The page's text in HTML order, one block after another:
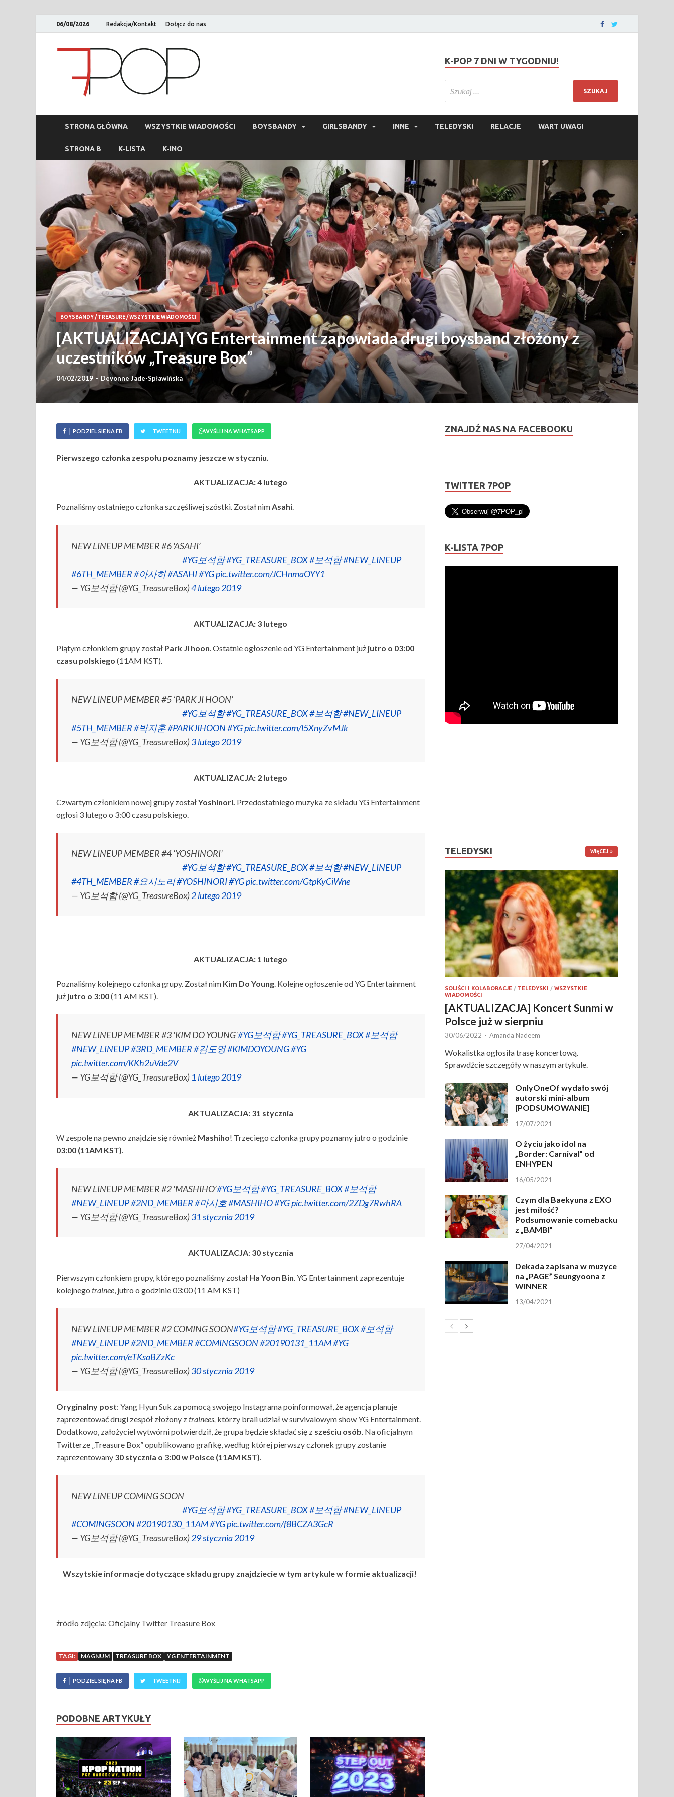
06/08/2026 Redakcja/Kontakt Dołącz do nas
K-POP 7 DNI W TYGODNIU!
STRONA GŁÓWNA WSZYSTKIE WIADOMOŚCI BOYSBANDY GIRLSBANDY INNE TELEDYSKI RELACJE WART UWAGI
STRONA B K-LISTA K-INO
BOYSBANDY/ TREASURE/WSZYSTKIE WIADOMOŚCI
[AKTUALIZACJA] YG Entertainment zapowiada drugi boysband złożony z
uczestników „Treasure Box”
04/02/2019 - Devonne Jade-Spławińska
PODZIEL SIĘ NA FB TWEETNIJ WYŚLIJ NA WHATSAPP
Pierwszego członka zespołu poznamy jeszcze w styczniu.
AKTUALIZACJA: 4 lutego
Poznaliśmy ostatniego członka szczęśliwej szóstki. Został nimAsahi.
NEW LINEUP MEMBER #6 ‘ASAHI’
#YG보석함#YG_TREASURE_BOX#보석함#NEW_LINEUP
#6TH_MEMBER#아사히#ASAHI#YGpic.twitter.com/JCHnmaOYY1
— YG보석함 (@YG_TreasureBox)4 lutego 2019
AKTUALIZACJA: 3 lutego
Piątym członkiem grupy został Park Ji hoon. Ostatnie ogłoszenie od YG Entertainment już jutro o 03:00
czasu polskiego (11AM KST).
NEW LINEUP MEMBER #5 ‘PARK JI HOON’
#YG보석함#YG_TREASURE_BOX#보석함#NEW_LINEUP
#5TH_MEMBER#박지훈#PARKJIHOON#YGpic.twitter.com/l5XnyZvMJk
— YG보석함 (@YG_TreasureBox)3 lutego 2019
AKTUALIZACJA: 2 lutego
Czwartym członkiem nowej grupy zostałYoshinori. Przedostatniego muzyka ze składu YG Entertainment
ogłosi 3 lutego o 3:00 czasu polskiego.
NEW LINEUP MEMBER #4 'YOSHINORI’
#YG보석함#YG_TREASURE_BOX#보석함#NEW_LINEUP
#4TH_MEMBER#요시노리#YOSHINORI#YGpic.twitter.com/GtpKyCiWne
— YG보석함 (@YG_TreasureBox)2 lutego 2019
AKTUALIZACJA: 1 lutego
Poznaliśmy kolejnego członka grupy. Został nim Kim Do Young. Kolejne ogłoszenie od YG Entertainment
już jutro o 3:00(11 AM KST).
NEW LINEUP MEMBER #3 'KIM DO YOUNG'#YG보석함#YG_TREASURE_BOX#보석함
#NEW_LINEUP#3RD_MEMBER#김도영#KIMDOYOUNG#YG
pic.twitter.com/KKh2uVde2V
— YG보석함 (@YG_TreasureBox) 1 lutego 2019
AKTUALIZACJA: 31 stycznia
W zespole na pewno znajdzie się również Mashiho! Trzeciego członka grupy poznamy jutro o godzinie
03:00 (11AM KST).
NEW LINEUP MEMBER #2 ‘MASHIHO’#YG보석함#YG_TREASURE_BOX#보석함
#NEW_LINEUP#2ND_MEMBER#마시호#MASHIHO#YGpic.twitter.com/2ZDg7RwhRA
— YG보석함 (@YG_TreasureBox)31 stycznia 2019
AKTUALIZACJA: 30 stycznia
Pierwszym członkiem grupy, którego poznaliśmy został Ha Yoon Bin. YG Entertainment zaprezentuje
kolejnego trainee, jutro o godzinie 03:00 (11 AM KST)
NEW LINEUP MEMBER #2 COMING SOON#YG보석함#YG_TREASURE_BOX#보석함
#NEW_LINEUP#2ND_MEMBER#COMINGSOON#20190131_11AM#YG
pic.twitter.com/eTKsaBZzKc
— YG보석함 (@YG_TreasureBox)30 stycznia 2019
Oryginalny post: Yang Hyun Suk za pomocą swojego Instagrama poinformował, że agencja planuje
zaprezentować drugi zespół złożony ztrainees, którzy brali udział w survivalowym show YG Entertainment.
Dodatkowo, założyciel wytwórni potwierdził, że grupa będzie składać się z sześciu osób. Na oficjalnym
Twitterze „Treasure Box” opublikowano grafikę, według której pierwszy członek grupy zostanie
zaprezentowany 30 stycznia o 3:00 w Polsce (11AM KST).
NEW LINEUP COMING SOON
#YG보석함#YG_TREASURE_BOX#보석함#NEW_LINEUP
#COMINGSOON#20190130_11AM#YGpic.twitter.com/f8BCZA3GcR
— YG보석함 (@YG_TreasureBox)29 stycznia 2019
Wszytskie informacje dotyczące składu grupy znajdziecie w tym artykule w formie aktualizacji!
źródło zdjęcia: Oficjalny Twitter Treasure Box
TAGI: MAGNUM TREASURE BOX YG ENTERTAINMENT
PODZIEL SIĘ NA FB TWEETNIJ WYŚLIJ NA WHATSAPP
PODOBNE ARTYKUŁY
ZNAJDŹ NAS NA FACEBOOKU
TWITTER 7POP
K-LISTA 7POP
TELEDYSKI WIĘCEJ
SOLIŚCI I KOLABORACJE / TELEDYSKI /WSZYSTKIE
WIADOMOŚCI
[AKTUALIZACJA] Koncert Sunmi w
Polsce już w sierpniu
30/06/2022 - Amanda Nadeem
Wokalistka ogłosiła trasę koncertową.
Sprawdźcie szczegóły w naszym artykule.
OnlyOneOf wydało swój
autorski mini-album
[PODSUMOWANIE]
17/07/2021
O życiu jako idol na
„Border: Carnival” od
ENHYPEN
16/05/2021
Czym dla Baekyuna z EXO
jest miłość?
Podsumowanie comebacku
z „BAMBI”
27/04/2021
Dekada zapisana w muzyce
na „PAGE” Seungyoona z
WINNER
13/04/2021